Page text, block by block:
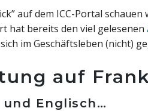
auf dem ICC-Portal
hat bereits den viel gelesenen
im Geschäftsleben (nicht)
auf
und Englisch…